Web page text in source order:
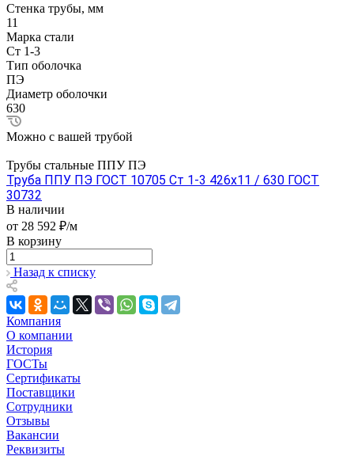
Стенка трубы, мм
11
Марка стали
Ст 1-3
Тип оболочка
ПЭ
Диаметр оболочки
630
Можно с вашей трубой
Трубы стальные ППУ ПЭ
Труба ППУ ПЭ ГОСТ 10705 Ст 1-3 426x11 / 630 ГОСТ
30732
В наличии
от 28 592 ₽/м
В корзину
Назад к списку
Компания
О компании
История
ГОСТы
Сертификаты
Поставщики
Сотрудники
Отзывы
Вакансии
Реквизиты